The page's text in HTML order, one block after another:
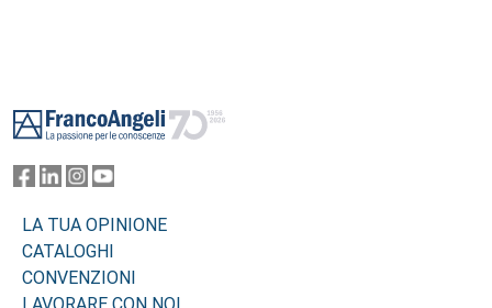
LA TUA OPINIONE
CATALOGHI
CONVENZIONI